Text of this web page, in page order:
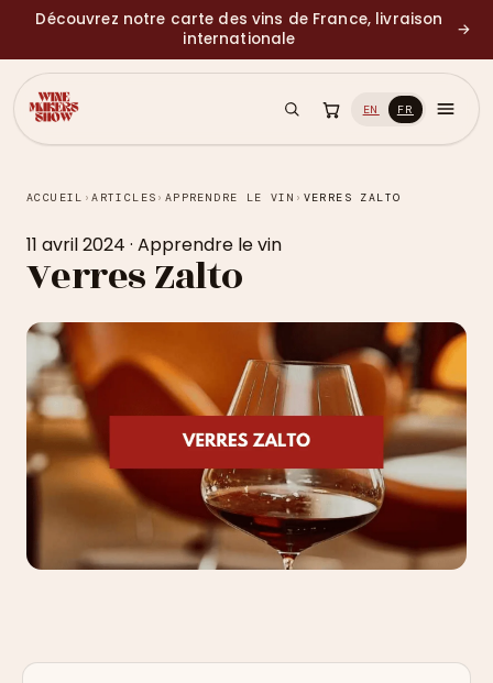
Découvrez notre carte des vins de France, livraison
internationale
→
EN FR
ACCUEIL ›ARTICLES › APPRENDRE LE VIN › VERRES ZALTO
11 avril 2024 · Apprendre le vin
Verres Zalto